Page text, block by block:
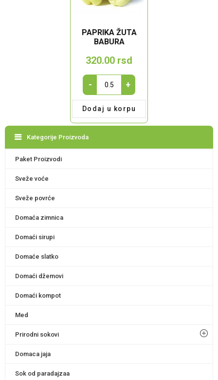
PAPRIKA ŽUTA
BABURA
320.00 rsd
Paprika
žuta
babura
quantity
- +
Dodaj u korpu
Kategorije Proizvoda
Paket Proizvodi
Sveže voće
Sveže povrće
Domaća zimnica
Domaći sirupi
Domaće slatko
Domaći džemovi
Domaći kompot
Med
Prirodni sokovi
Domaca jaja
Sok od paradajzaa